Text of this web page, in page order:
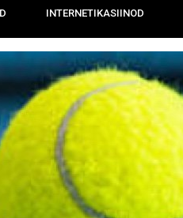
INTERNETIKASIINOD